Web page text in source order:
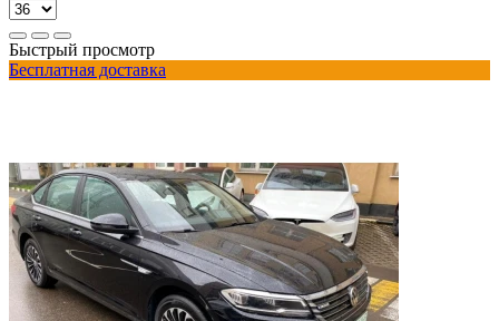
Быстрый просмотр
Бесплатная доставка